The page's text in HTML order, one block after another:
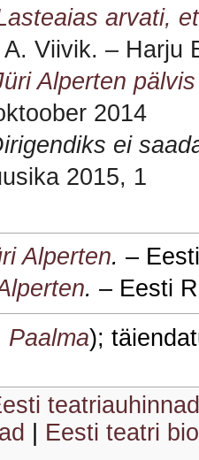
arvati,
Viivik. – Harju
Alperten
2014
ei
2015, 1
Alperten. –
. – Eesti
Paalma);
Eesti teatri